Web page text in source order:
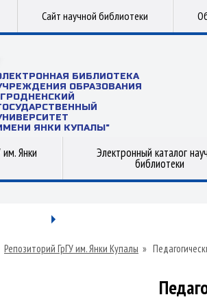
Сайт научной библиотеки
БИБЛИОТЕКА
ОБРАЗОВАНИЯ
ЯНКИ КУПАЛЫ"
Янки Электронный каталог
библиотеки
Репозиторий ГрГУ им. Янки Купалы »